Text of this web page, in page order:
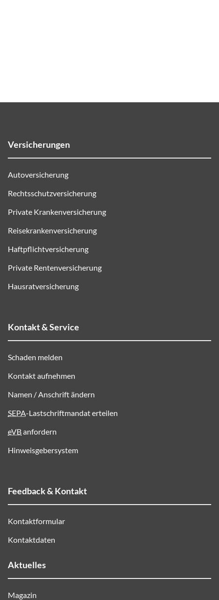
Versicherungen
Autoversicherung
Rechtsschutzversicherung
Private Krankenversicherung
Reisekrankenversicherung
Haftpflichtversicherung
Private Rentenversicherung
Hausratversicherung
Kontakt & Service
Schaden melden
Kontakt aufnehmen
Namen / Anschrift ändern
SEPA-Lastschriftmandat erteilen
eVBanfordern
Hinweisgebersystem
Feedback & Kontakt
Kontaktformular
Kontaktdaten
Aktuelles
Magazin